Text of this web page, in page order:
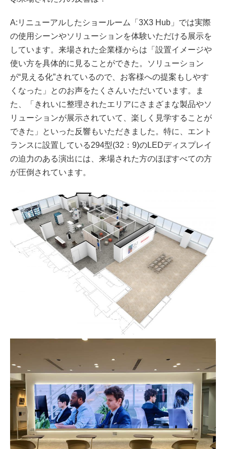
A:リニューアルしたショールーム「3X3 Hub」では実際
の使用シーンやソリューションを体験いただける展示を
しています。来場された企業様からは「設置イメージや
使い方を具体的に見ることができた。ソリューション
が“見える化”されているので、お客様への提案もしやす
くなった」とのお声をたくさんいただいています。ま
た、「きれいに整理されたエリアにさまざまな製品やソ
リューションが展示されていて、楽しく見学することが
できた」といった反響もいただきました。特に、エント
ランスに設置している294型(32：9)のLEDディスプレイ
の迫力のある演出には、来場された方のほぼすべての方
が圧倒されています。